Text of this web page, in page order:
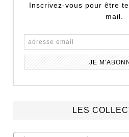
Inscrivez-vous pour être
mail.
LES